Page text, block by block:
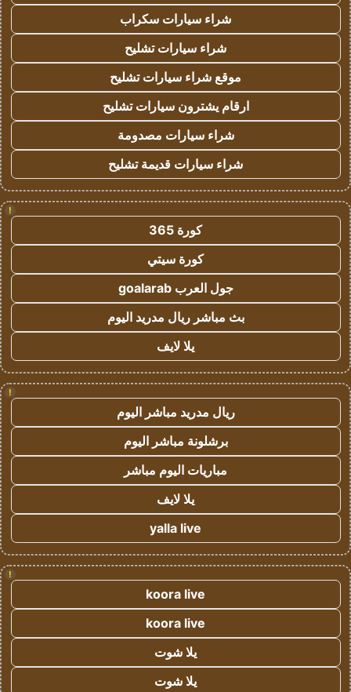
شراء سيارات سكراب
شراء سيارات تشليح
موقع شراء سيارات تشليح
ارقام يشترون سيارات تشليح
شراء سيارات مصدومة
شراء سيارات قديمة تشليح
!
كورة 365
كورة سيتي
جول العرب goalarab
بث مباشر ريال مدريد اليوم
يلا لايف
!
ريال مدريد مباشر اليوم
برشلونة مباشر اليوم
مباريات اليوم مباشر
يلا لايف
yalla live
!
koora live
koora live
يلا شوت
يلا شوت